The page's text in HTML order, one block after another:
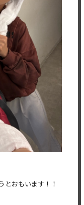
とおもいます！！